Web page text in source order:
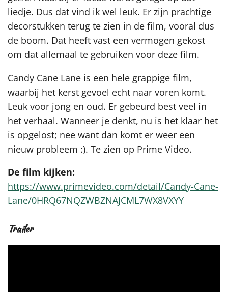
liedje. Dus dat vind ik wel leuk. Er zijn prachtige
decorstukken terug te zien in de film, vooral dus
de boom. Dat heeft vast een vermogen gekost
om dat allemaal te gebruiken voor deze film.
Candy Cane Lane is een hele grappige film,
waarbij het kerst gevoel echt naar voren komt.
Leuk voor jong en oud. Er gebeurd best veel in
het verhaal. Wanneer je denkt, nu is het klaar het
is opgelost; nee want dan komt er weer een
nieuw probleem :). Te zien op Prime Video.
De film kijken:
https://www.primevideo.com/detail/Candy-Cane-
Lane/0HRQ67NQZWBZNAJCML7WX8VXYY
Trailer